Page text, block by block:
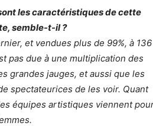
les caractéristiques de cette
semble-t-il ?
et vendues plus de 99%, à 136
pas due à une multiplication des
grandes jauges, et aussi que les
spectateurices de les voir. Quant
équipes artistiques viennent